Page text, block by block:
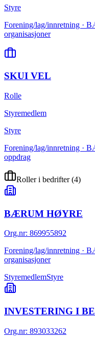
Styre
Forening/lag/innretning ·
organisasjoner
SKUI VEL
Rolle
Styremedlem
Styre
Forening/lag/innretning ·
oppdrag
Roller i bedrifter(4)
BÆRUM HØYRE
Org.nr: 869955892
Forening/lag/innretning ·
organisasjoner
StyremedlemStyre
INVESTERING I
Org.nr: 893033262